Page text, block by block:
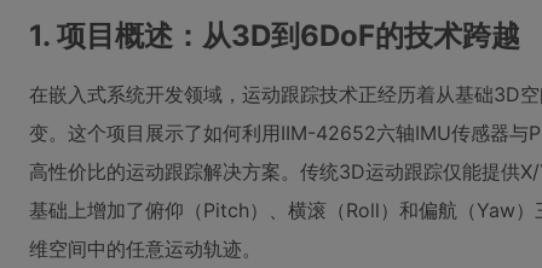
1. 项目概述：从3D到6DoF的技术跨越
在嵌入式系统开发领域，运动跟踪技术正经历着从基础3D
变。这个项目展示了如何利用IIM-42652六轴IMU传感器与
高性价比的运动跟踪解决方案。传统3D运动跟踪仅能提供
基础上增加了俯仰（Pitch）、横滚（Roll）和偏航（Yaw
维空间中的任意运动轨迹。